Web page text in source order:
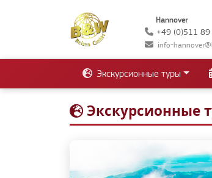
Hannover
+49 (0)511
info-
Экскурсионные туры
Экскурсионные